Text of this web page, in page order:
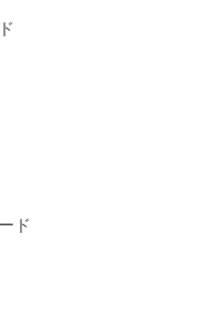
ド